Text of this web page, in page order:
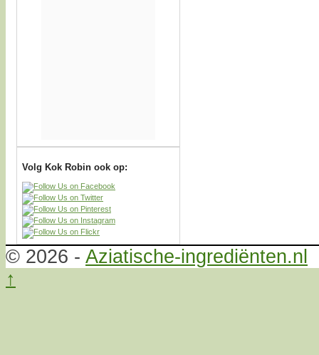
Volg Kok Robin ook op:
© 2026 - Aziatische-ingrediënten.nl
↑